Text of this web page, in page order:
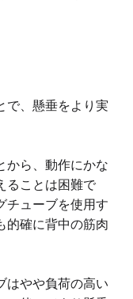
で、懸垂をより実
から、動作にかな
ることは困難で
チューブを使用す
的確に背中の筋肉
はやや負荷の高い